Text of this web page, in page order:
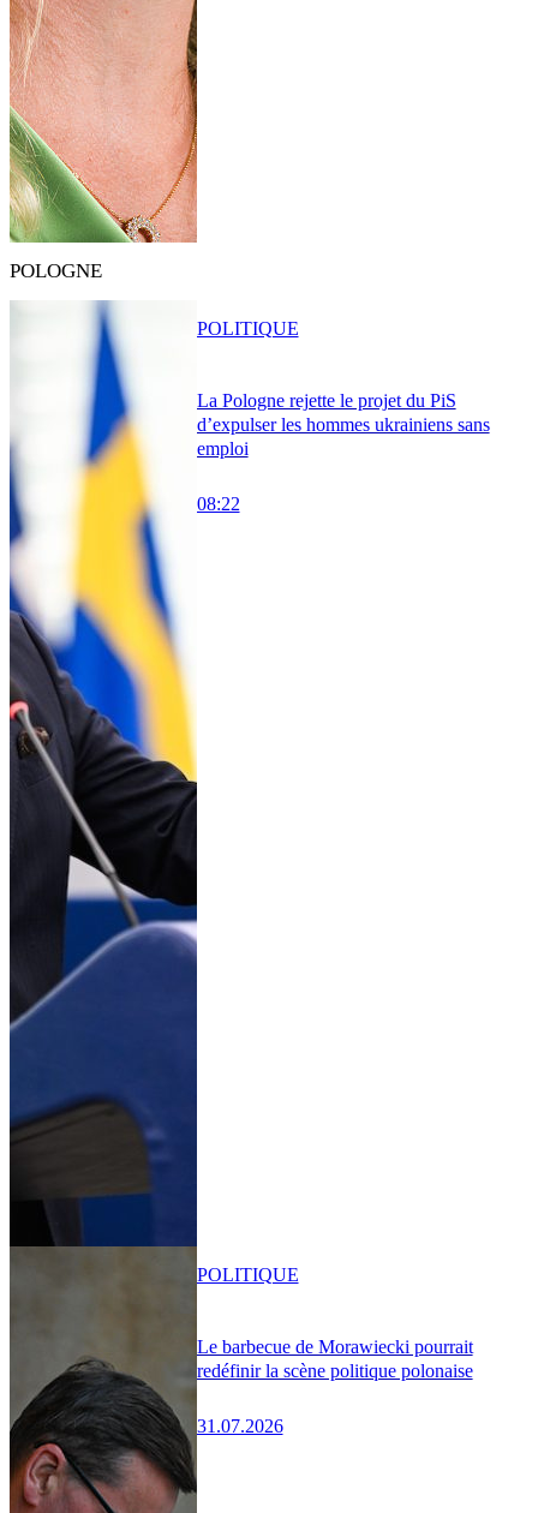
POLOGNE
La Pologne rejette le projet du PiS
d’expulser les hommes ukrainiens sans
emploi
08:22
POLITIQUE
Le barbecue de Morawiecki pourrait
redéfinir la scène politique polonaise
31.07.2026
POLITIQUE